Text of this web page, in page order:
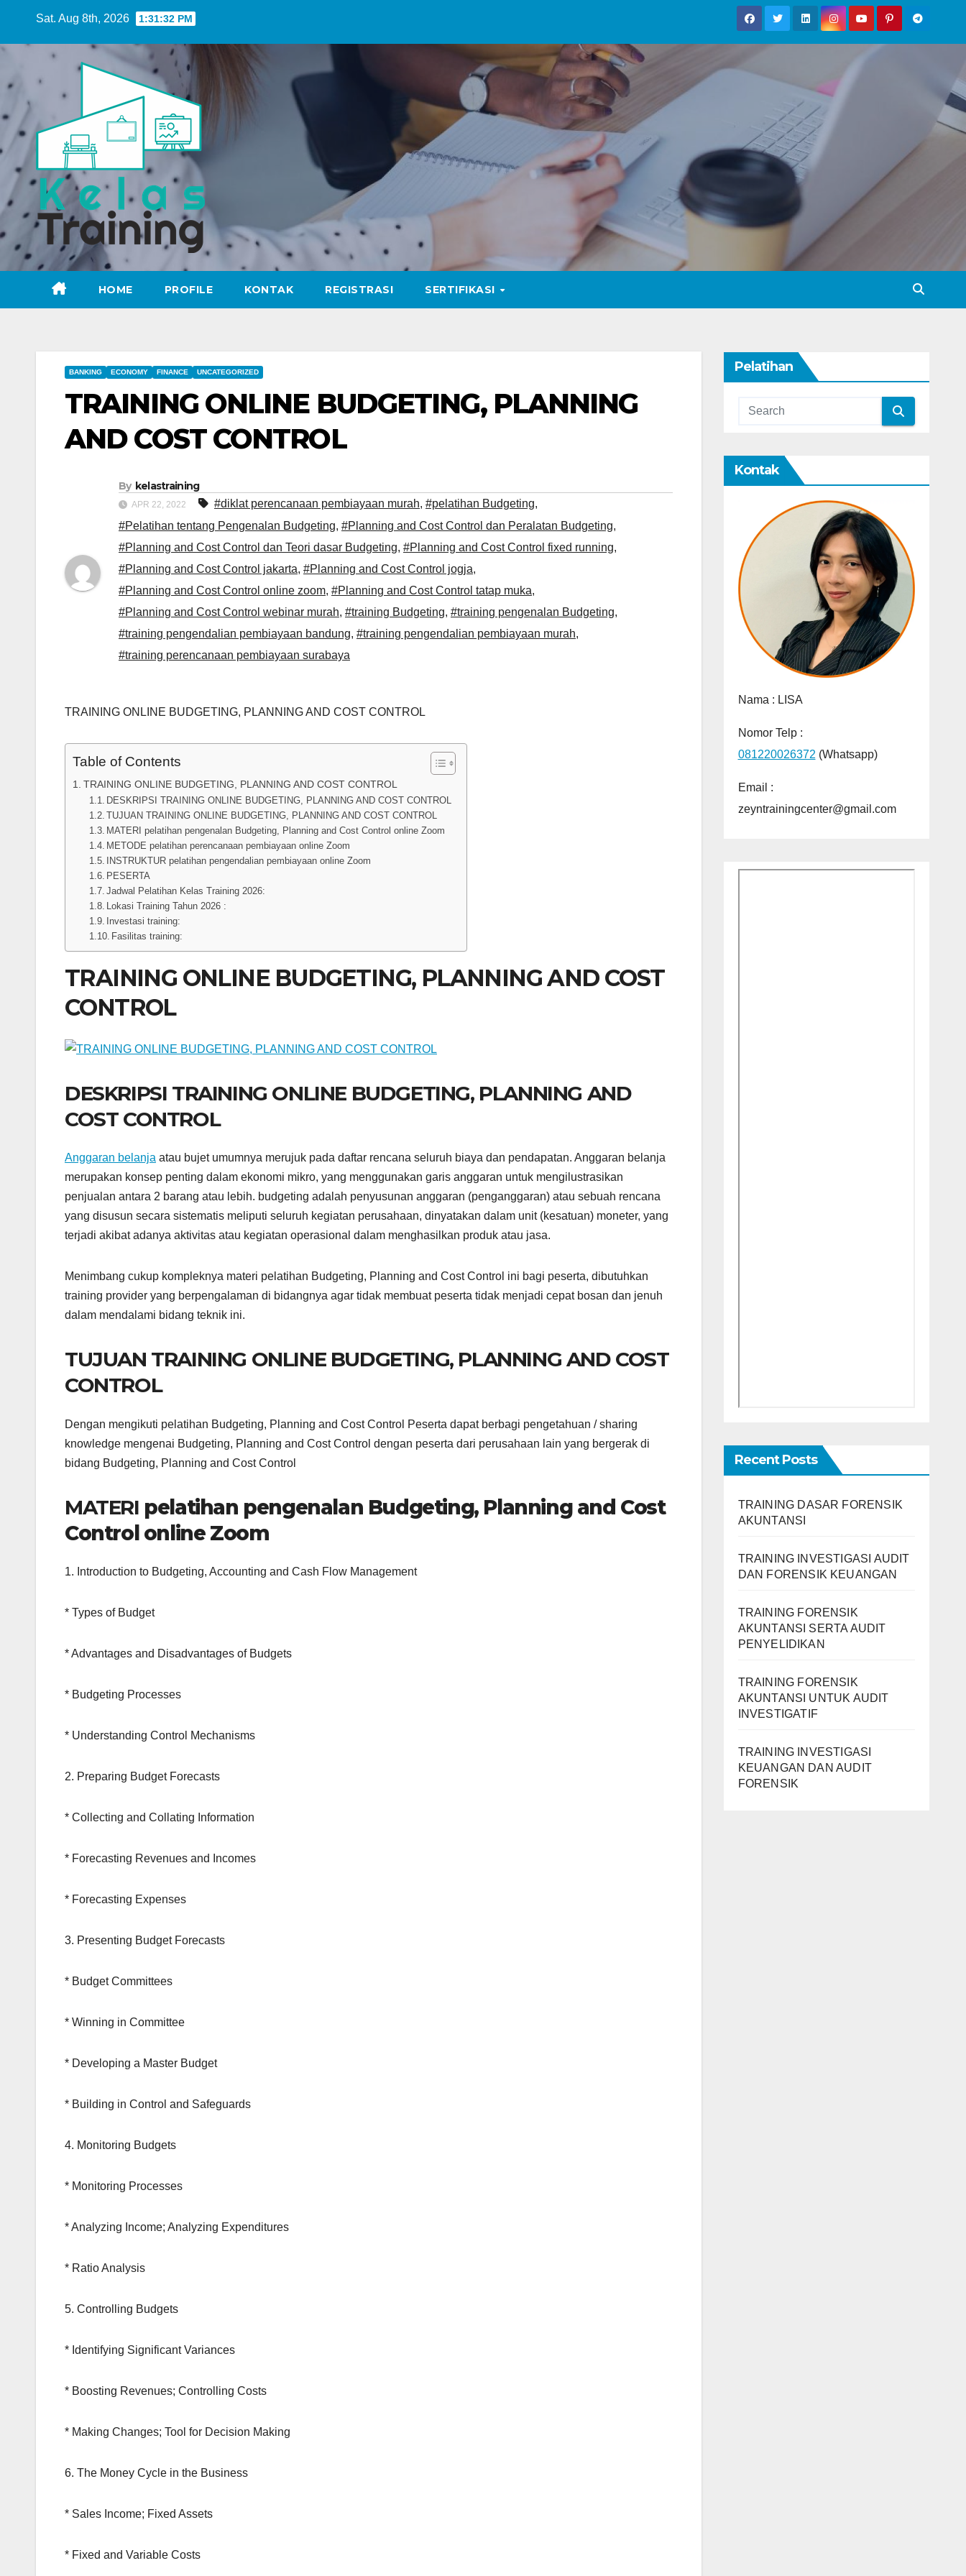
content
Sat. Aug 8th, 2026 1:31:33 PM
HOME PROFILE KONTAK REGISTRASI SERTIFIKASI
BANKING ECONOMY FINANCE UNCATEGORIZED
TRAINING ONLINE BUDGETING, PLANNING
AND COST CONTROL
By kelastraining
APR 22, 2022 #diklat perencanaan pembiayaan murah, #pelatihan Budgeting,
#Pelatihan tentang Pengenalan Budgeting, #Planning and Cost Control dan Peralatan Budgeting,
#Planning and Cost Control dan Teori dasar Budgeting, #Planning and Cost Control fixed running,
#Planning and Cost Control jakarta, #Planning and Cost Control jogja,
#Planning and Cost Control online zoom, #Planning and Cost Control tatap muka,
#Planning and Cost Control webinar murah, #training Budgeting, #training pengenalan Budgeting,
#training pengendalian pembiayaan bandung, #training pengendalian pembiayaan murah,
#training perencanaan pembiayaan surabaya
TRAINING ONLINE BUDGETING, PLANNING AND COST CONTROL
Table of Contents
TRAINING ONLINE BUDGETING, PLANNING AND COST CONTROL
DESKRIPSI TRAINING ONLINE BUDGETING, PLANNING AND COST CONTROL
TUJUAN TRAINING ONLINE BUDGETING, PLANNING AND COST CONTROL
MATERI pelatihan pengenalan Budgeting, Planning and Cost Control online Zoom
METODE pelatihan perencanaan pembiayaan online Zoom
INSTRUKTUR pelatihan pengendalian pembiayaan online Zoom
PESERTA
Jadwal Pelatihan Kelas Training 2026:
Lokasi Training Tahun 2026 :
Investasi training:
Fasilitas training:
TRAINING ONLINE BUDGETING, PLANNING AND COST
CONTROL
DESKRIPSI TRAINING ONLINE BUDGETING, PLANNING AND
COST CONTROL
Anggaran belanja atau bujet umumnya merujuk pada daftar rencana seluruh biaya dan pendapatan. Anggaran belanja
merupakan konsep penting dalam ekonomi mikro, yang menggunakan garis anggaran untuk mengilustrasikan
penjualan antara 2 barang atau lebih. budgeting adalah penyusunan anggaran (penganggaran) atau sebuah rencana
yang disusun secara sistematis meliputi seluruh kegiatan perusahaan, dinyatakan dalam unit (kesatuan) moneter, yang
terjadi akibat adanya aktivitas atau kegiatan operasional dalam menghasilkan produk atau jasa.
Menimbang cukup kompleknya materi pelatihan Budgeting, Planning and Cost Control ini bagi peserta, dibutuhkan
training provider yang berpengalaman di bidangnya agar tidak membuat peserta tidak menjadi cepat bosan dan jenuh
dalam mendalami bidang teknik ini.
TUJUAN TRAINING ONLINE BUDGETING, PLANNING AND COST
CONTROL
Dengan mengikuti pelatihan Budgeting, Planning and Cost Control Peserta dapat berbagi pengetahuan / sharing
knowledge mengenai Budgeting, Planning and Cost Control dengan peserta dari perusahaan lain yang bergerak di
bidang Budgeting, Planning and Cost Control
MATERI pelatihan pengenalan Budgeting, Planning and Cost
Control online Zoom
1. Introduction to Budgeting, Accounting and Cash Flow Management
* Types of Budget
* Advantages and Disadvantages of Budgets
* Budgeting Processes
* Understanding Control Mechanisms
2. Preparing Budget Forecasts
* Collecting and Collating Information
* Forecasting Revenues and Incomes
* Forecasting Expenses
3. Presenting Budget Forecasts
* Budget Committees
* Winning in Committee
* Developing a Master Budget
* Building in Control and Safeguards
4. Monitoring Budgets
* Monitoring Processes
* Analyzing Income; Analyzing Expenditures
* Ratio Analysis
5. Controlling Budgets
* Identifying Significant Variances
* Boosting Revenues; Controlling Costs
* Making Changes; Tool for Decision Making
6. The Money Cycle in the Business
* Sales Income; Fixed Assets
* Fixed and Variable Costs
Pelatihan
Kontak
Nama : LISA
Nomor Telp :
081220026372 (Whatsapp)
Email :
zeyntrainingcenter@gmail.com
Recent Posts
TRAINING DASAR FORENSIK
AKUNTANSI
TRAINING INVESTIGASI AUDIT
DAN FORENSIK KEUANGAN
TRAINING FORENSIK
AKUNTANSI SERTA AUDIT
PENYELIDIKAN
TRAINING FORENSIK
AKUNTANSI UNTUK AUDIT
INVESTIGATIF
TRAINING INVESTIGASI
KEUANGAN DAN AUDIT
FORENSIK